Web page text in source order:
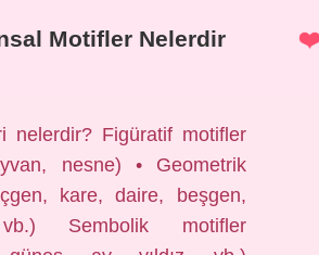
Motifler Nelerdir
nelerdir? Figüratif motifler
nesne) • Geometrik
kare, daire, beşgen,
Sembolik motifler